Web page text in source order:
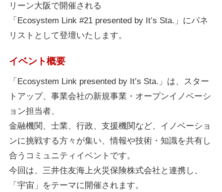
リーン大阪で開催される
「Ecosystem Link #21 presented by It’s Sta.」にパネ
リストとして登壇いたします。
イベント概要
「Ecosystem Link presented by It’s Sta.」は、スター
トアップ、事業会社の新規事業・オープンイノベーシ
ョン担当者、
金融機関、士業、行政、支援機関など、イノベーショ
ンに挑戦する方々が集い、情報や技術・知識を共有し
合うコミュニティイベントです。
今回は、三井住友海上火災保険株式会社と連携し、
「宇宙」をテーマに開催されます。